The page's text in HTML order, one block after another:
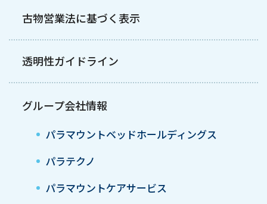
古物営業法に基づく表示
透明性ガイドライン
グループ会社情報
パラマウントベッドホールディングス
パラテクノ
パラマウントケアサービス